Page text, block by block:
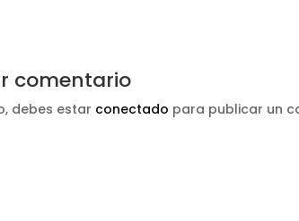
comentario
debes estar conectado para publicar un